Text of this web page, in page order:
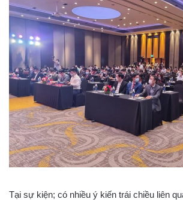
Tại sự kiện; có nhiều ý kiến trái chiều liên